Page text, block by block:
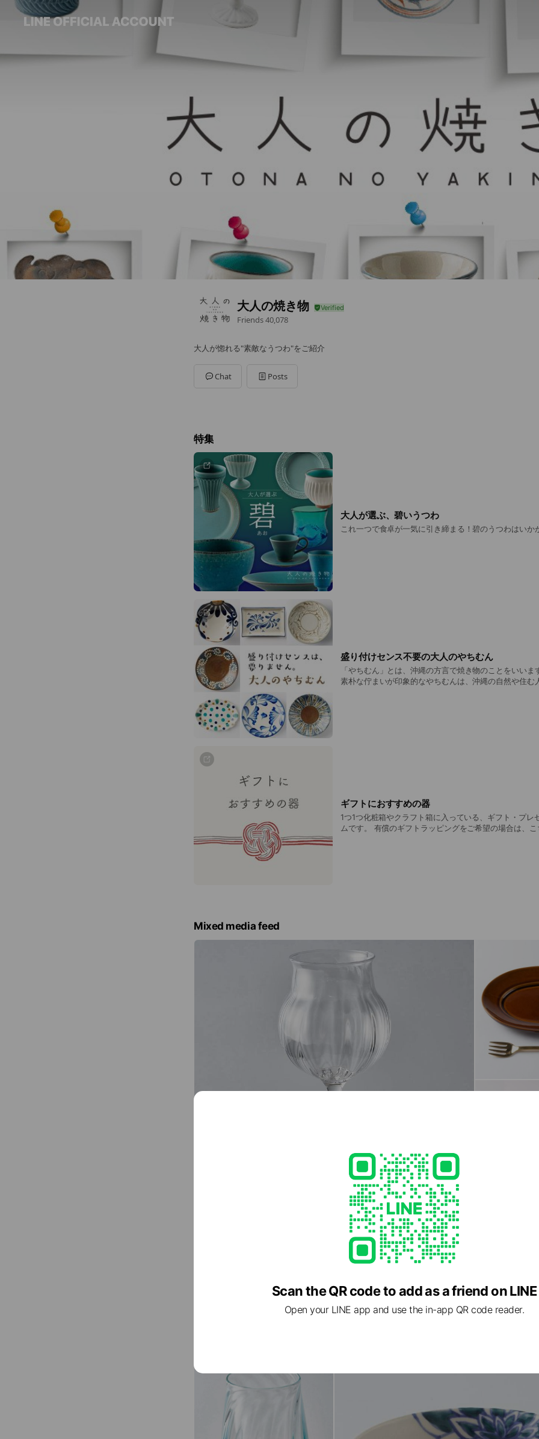
大人の焼き物
Friends40,078
大人が惚れる"素敵なうつわ"をご紹介
Chat Posts
特集
大人が選ぶ、碧いうつわ
これ一つで食卓が一気に引き締まる！碧のうつわはいか
盛り付けセンス不要の大人のやちむん
「やちむん」とは、沖縄の方言で焼き物のことをいいま
素朴な佇まいが印象的なやちむんは、沖縄の自然や住む
ギフトにおすすめの器
1つ1つ化粧箱やクラフト箱に入っている、ギフト・プレ
ムです。 有償のギフトラッピングをご希望の場合は、こちらの「ギフトラッピ
Mixed media feed
Scan the QR code to add as a friend on LINE
Open your LINE app and use the in-app QR code reader.